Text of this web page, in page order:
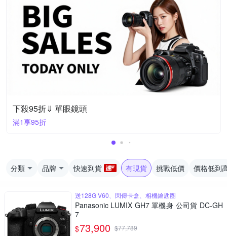
下殺95折⇓ 單眼鏡頭
滿1享95折
分類 品牌 快速到貨 有現貨 挑戰低價 價格低到
送128G V60、閃傳卡盒、相機鑰匙圈
Panasonic LUMIX GH7 單機身 公司貨 DC-GH
7
$73,900 $77,789